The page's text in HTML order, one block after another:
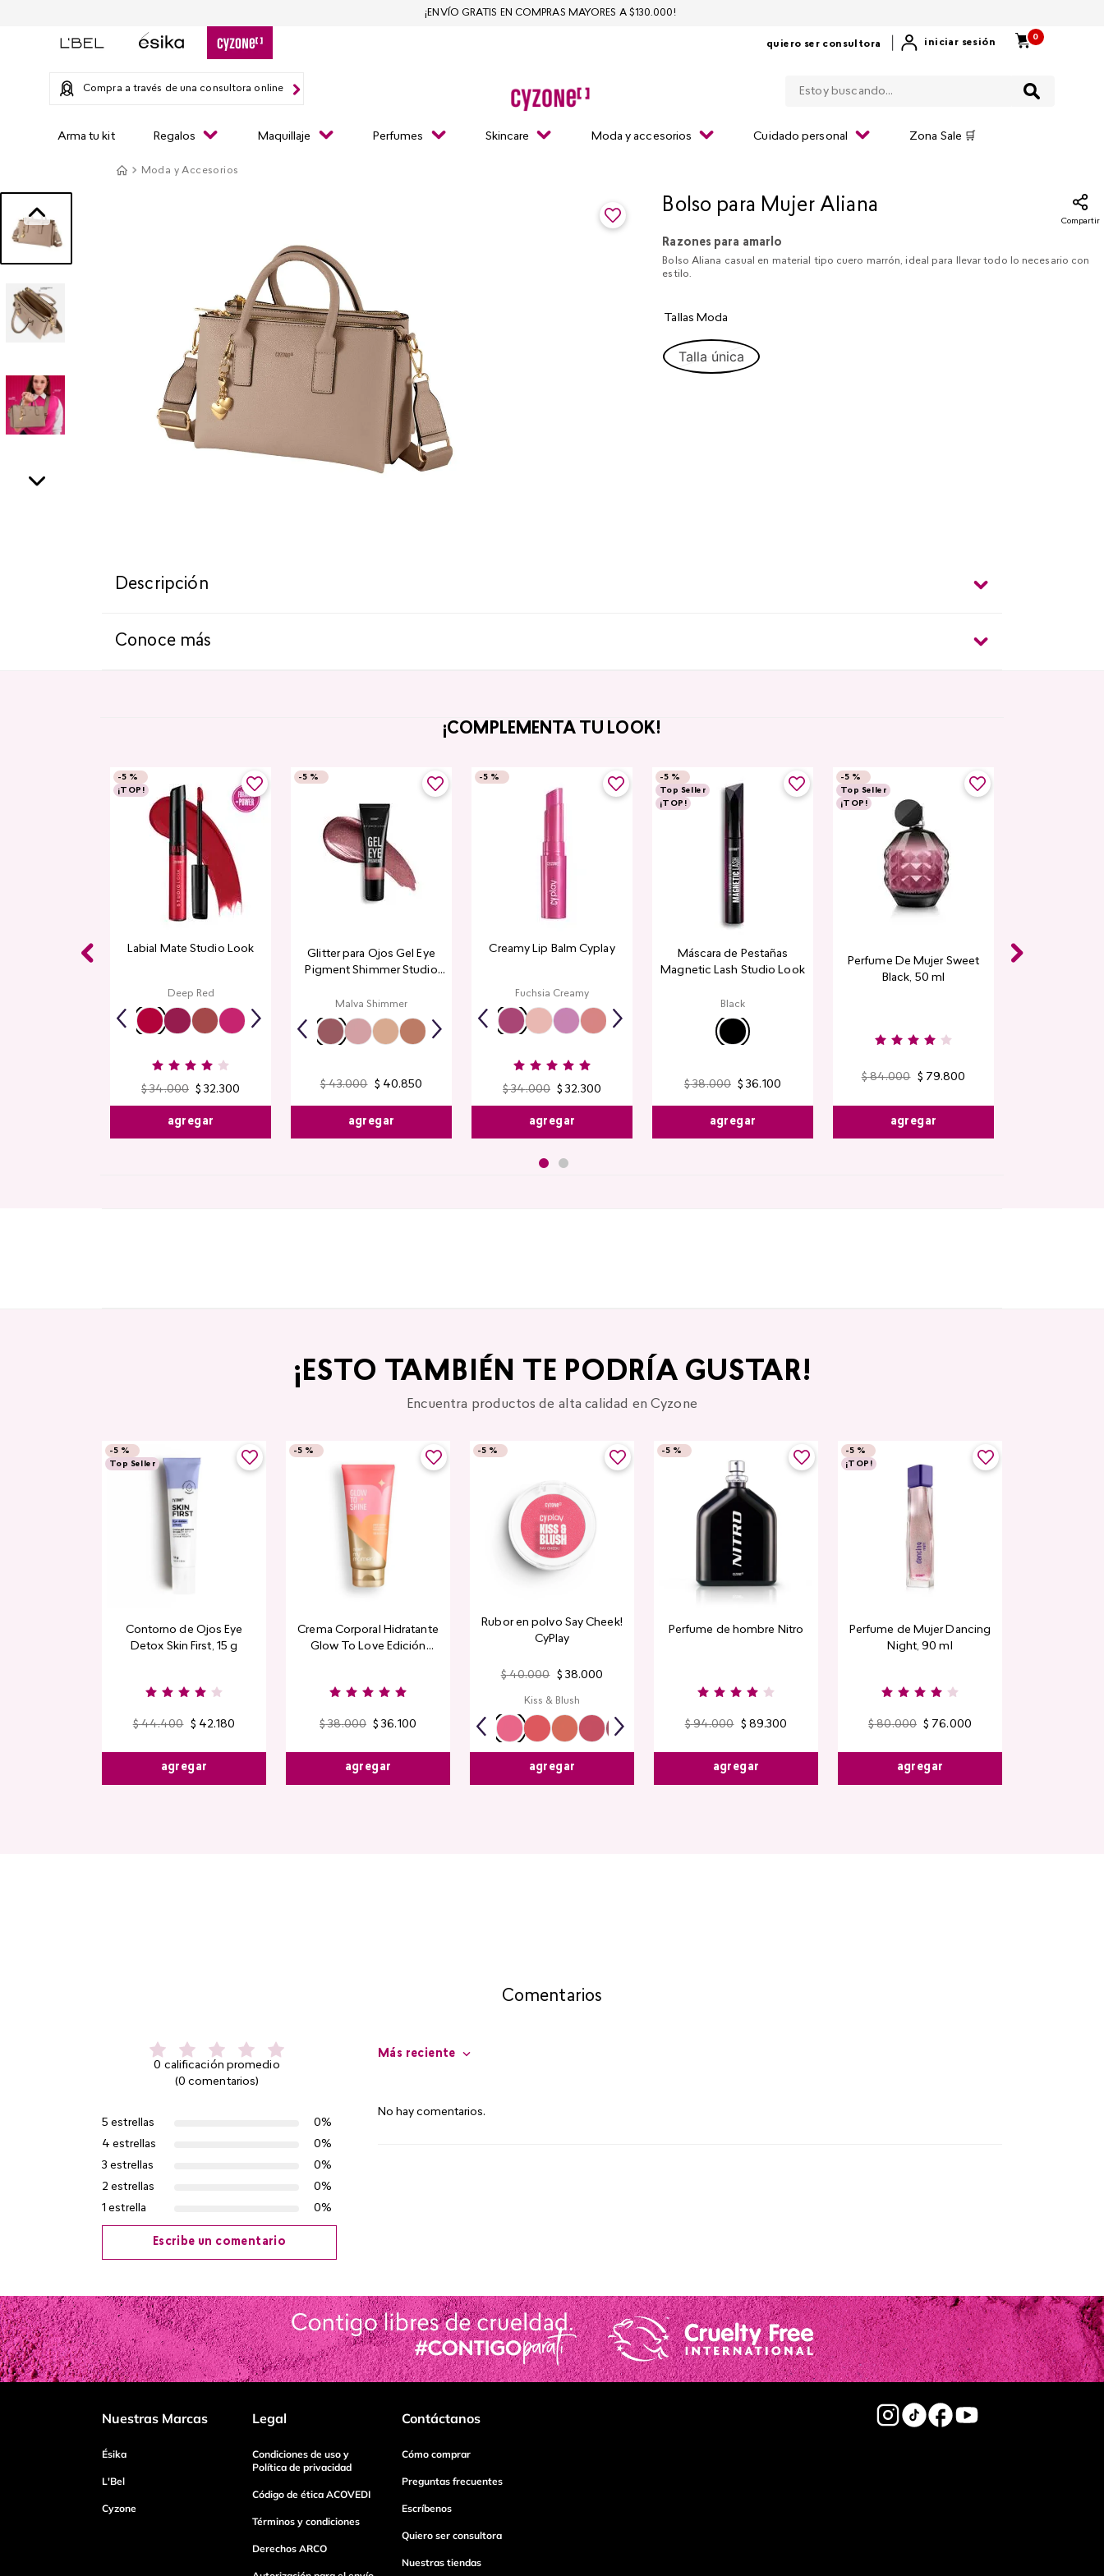
quiero ser consultora iniciar sesión
0
Compra a través de una consultora online
Arma tu kit Regalos Maquillaje Perfumes Skincare Moda y accesorios Cuidado personal Zona Sale 🛒
¡ENVÍO GRATIS EN COMPRAS MAYORES A $130.000!
Moda y Accesorios
Bolso para Mujer Aliana
Compartir
Razones para amarlo
Bolso Aliana casual en material tipo cuero marrón, ideal para llevar todo lo necesario con
estilo.
Tallas Moda
Talla única
Descripción
Conoce más
¡COMPLEMENTA TU LOOK!
-5 %
¡TOP!
Labial Mate Studio Look
Deep Red
$ 34.000 $ 32.300
agregar
-5 %
Glitter para Ojos Gel Eye
Pigment Shimmer Studio
Malva Shimmer
$ 43.000 $ 40.850
agregar
-5 %
Creamy Lip Balm Cyplay
Fuchsia Creamy
$ 34.000 $ 32.300
agregar
-5 %
Top Seller
¡TOP!
Máscara de Pestañas
Magnetic Lash Studio Look
Black
$ 38.000 $ 36.100
agregar
-5 %
Top Seller
¡TOP!
Perfume De Mujer Sweet
Black, 50 ml
$ 84.000 $ 79.800
agregar
¡ESTO TAMBIÉN TE PODRÍA GUSTAR!
Encuentra productos de alta calidad en Cyzone
-5 %
Top Seller
Contorno de Ojos Eye
Detox Skin First, 15 g
$ 44.400 $ 42.180
agregar
-5 %
Crema Corporal Hidratante
Glow To Love Edición
$ 38.000 $ 36.100
agregar
-5 %
Rubor en polvo Say Cheek!
CyPlay
$ 40.000 $ 38.000
Kiss & Blush
agregar
-5 %
Perfume de hombre Nitro
$ 94.000 $ 89.300
agregar
-5 %
¡TOP!
Perfume de Mujer Dancing
Night, 90 ml
$ 80.000 $ 76.000
agregar
Comentarios
0 calificación promedio
(0 comentarios)
5 estrellas
0%
4 estrellas
0%
3 estrellas
0%
2 estrellas
0%
1 estrella
0%
Escribe un comentario
Agregar comentario
Título
Tu nombre
Dirección de email
Más reciente
No hay comentarios.
Nuestras Marcas
Ésika
L'Bel
Cyzone
Legal
Condiciones de uso y
Política de privacidad
Código de ética ACOVEDI
Términos y condiciones
Derechos ARCO
Contáctanos
Cómo comprar
Preguntas frecuentes
Escríbenos
Quiero ser consultora
Nuestras tiendas